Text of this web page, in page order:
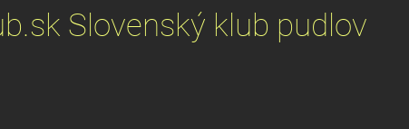
Slovenský klub pudlov